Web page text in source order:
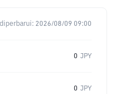
diperbarui: 2026/08/09 09:00
0 JPY
0 JPY